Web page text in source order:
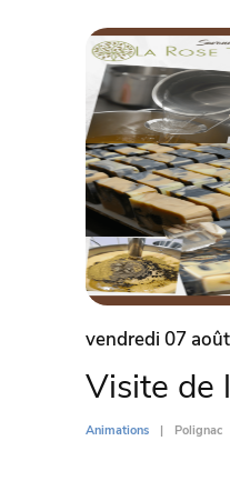
vendredi 07
Visite de
Animations Polignac